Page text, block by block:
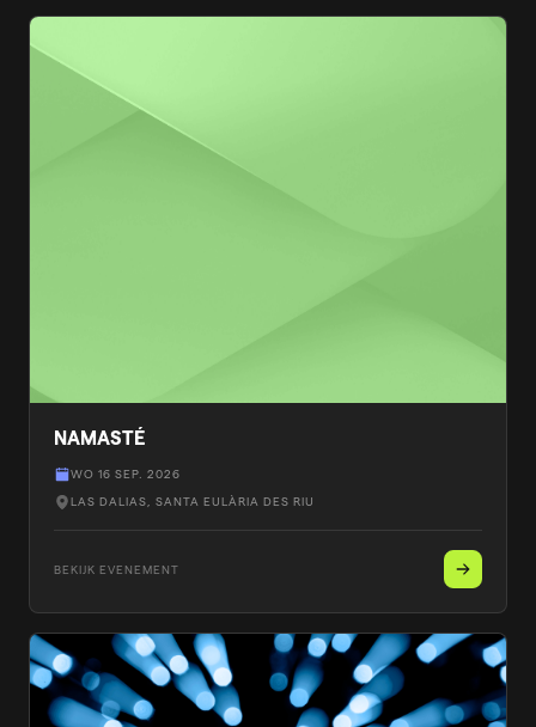
NAMASTÉ
WO 16 SEP. 2026
LAS DALIAS , SANTA EULÀRIA DES RIU
BEKIJK EVENEMENT